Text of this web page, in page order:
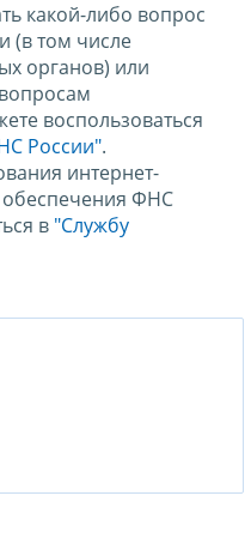
какой-либо вопрос
(в том числе
органов) или
воспользоваться
России".
интернет-
ФНС
в "Службу